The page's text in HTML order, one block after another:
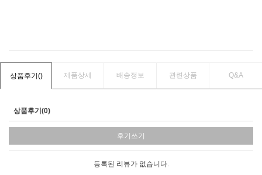
상품후기() 제품상세 배송정보 관련상품 Q&A
상품후기(0)
후기쓰기
등록된 리뷰가 없습니다.